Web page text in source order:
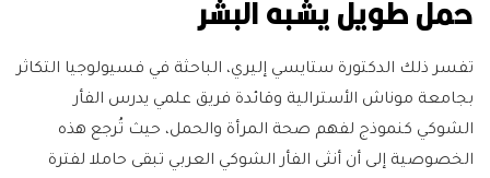
حمل طويل يشبه البشر
تفسر ذلك الدكتورة ستايسي إليري، الباحثة في فسيولوجيا التكاثر
بجامعة موناش الأسترالية وقائدة فريق علمي يدرس الفأر
الشوكي كنموذج لفهم صحة المرأة والحمل، حيث تُرجع هذه
الخصوصية إلى أن أنثى الفأر الشوكي العربي تبقى حاملا لفترة